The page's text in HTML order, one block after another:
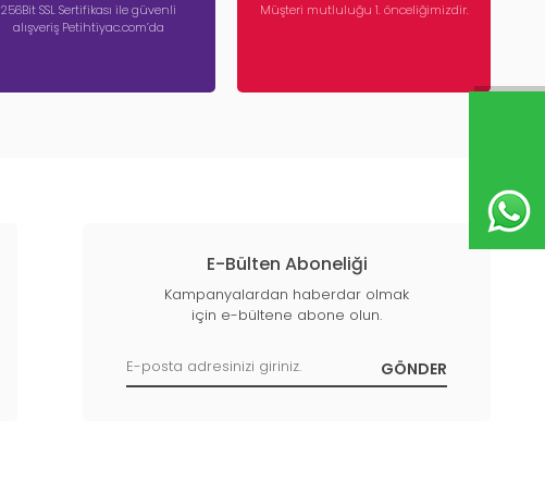
256Bit SSL Sertifikası ile güvenli
alışveriş Petihtiyac.com’da
Müşteri mutluluğu 1. önceliğimizdir.
E-Bülten Aboneliği
Kampanyalardan haberdar olmak
için e-bültene abone olun.